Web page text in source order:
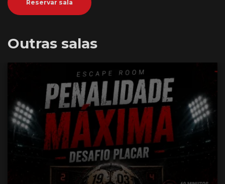
Reservar sala
Outras salas